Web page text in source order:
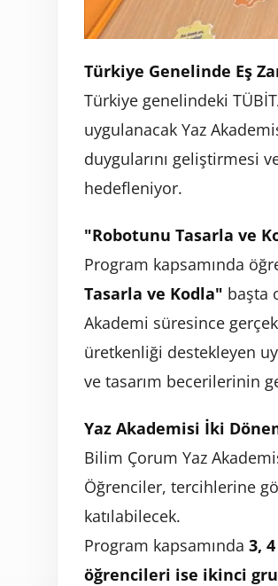
Türkiye Genelinde Eş
Türkiye genelindeki
uygulanacak Yaz
duygularını geliştirmesi
hedefleniyor.
"Robotunu Tasarla ve
Program kapsamında
Tasarla ve Kodla" başta
Akademi süresince
üretkenliği destekleyen
ve tasarım becerilerinin
Yaz Akademisi İki
Bilim Çorum Yaz
Öğrenciler, tercihlerine
katılabilecek.
Program kapsamında 3,
öğrencileri ise ikinci